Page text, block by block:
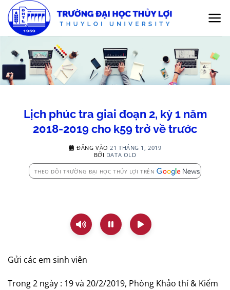
qua
nội
Lịch phúc tra giai đoạn 2, kỳ 1 năm
2018-2019 cho k59 trở về trước
ĐĂNG VÀO21 THÁNG 1, 2019
BỞI DATA OLD
THEO DÕI TRƯỜNG ĐẠI HỌC THỦY LỢI TRÊN
Gửi các em sinh viên
Trong 2 ngày : 19 và 20/2/2019, Phòng Khảo thí & Kiểm